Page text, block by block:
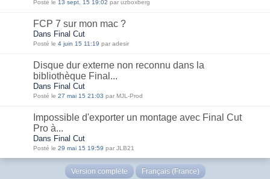
Posté le 13 sept. 15 19:02 par uzboxberg
FCP 7 sur mon mac ?
Dans Final Cut
Posté le 4 juin 15 11:19 par adesir
Disque dur externe non reconnu dans la
bibliothèque Final...
Dans Final Cut
Posté le 27 mai 15 21:03 par MJL-Prod
Impossible d'exporter un montage avec Final Cut
Pro à...
Dans Final Cut
Posté le 29 mai 15 19:59 par JLB21
Version complète Français (France)